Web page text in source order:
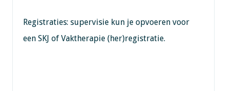
Registraties: supervisie kun je opvoeren voor
een SKJ of Vaktherapie (her)registratie.